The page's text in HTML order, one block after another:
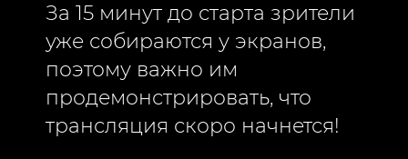
За 15 минут до старта зрители
уже собираются у экранов,
поэтому важно им
продемонстрировать, что
трансляция скоро начнется!